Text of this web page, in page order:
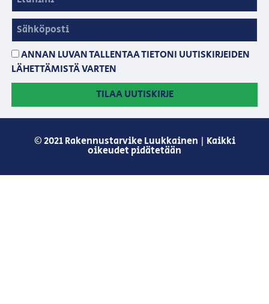
ANNAN LUVAN TALLENTAA TIETONI UUTISKIRJEIDEN
LÄHETTÄMISTÄ VARTEN
TILAA UUTISKIRJE
© 2021 Rakennustarvike Luukkainen | Kaikki
oikeudet pidätetään